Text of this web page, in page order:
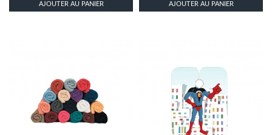
AJOUTER AU PANIER AJOUTER AU PANIER